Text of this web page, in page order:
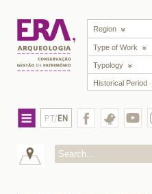
Region
Type of Work
Typology
Historical Period
PT/EN